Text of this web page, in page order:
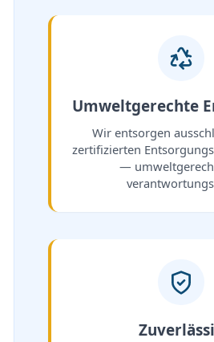
Umweltgerechte
Wir entsorgen
zertifizierten
—